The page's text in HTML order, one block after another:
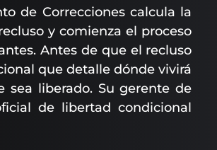
de Correcciones calcula la
y comienza el proceso
Antes de que el recluso
que detalle dónde vivirá
sea liberado. Su gerente de
de libertad condicional